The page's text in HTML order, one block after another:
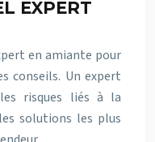
EXPERT
en amiante pour
conseils. Un expert
risques liés à la
solutions les plus